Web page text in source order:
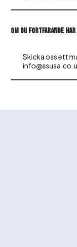
Om du fortfarande
Skicka oss ett